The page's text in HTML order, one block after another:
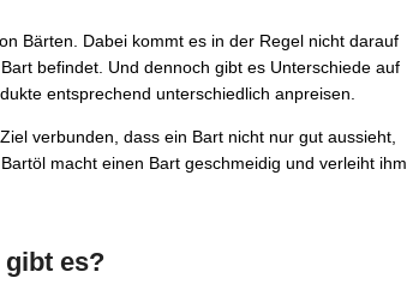
Bärten. Dabei kommt es in der Regel nicht darauf
befindet. Und dennoch gibt es Unterschiede auf
entsprechend unterschiedlich anpreisen.
verbunden, dass ein Bart nicht nur gut aussieht,
macht einen Bart geschmeidig und verleiht ihm
es?